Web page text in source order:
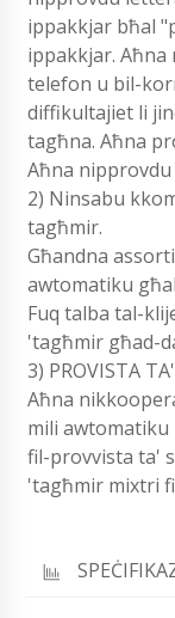
ippakkjar bħal
ippakkjar.
telefon u bil-
diffikultajiet li
tagħna. Aħna
Aħna
2) Ninsabu
tagħmir.
Għandna
awtomatiku
Fuq talba tal-
'tagħmir għad-
3) PROVISTA
Aħna
mili
fil-provvista ta'
'tagħmir mixtri